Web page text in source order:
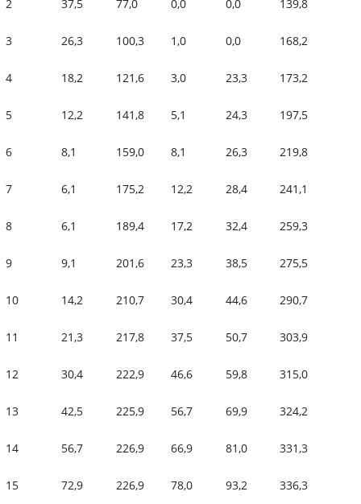
2 37,5 77,0 0,0 0,0 139,8
3 26,3 100,3 1,0 0,0 168,2
4 18,2 121,6 3,0 23,3 173,2
5 12,2 141,8 5,1 24,3 197,5
6 8,1 159,0 8,1 26,3 219,8
7 6,1 175,2 12,2 28,4 241,1
8 6,1 189,4 17,2 32,4 259,3
9 9,1 201,6 23,3 38,5 275,5
10 14,2 210,7 30,4 44,6 290,7
11 21,3 217,8 37,5 50,7 303,9
12 30,4 222,9 46,6 59,8 315,0
13 42,5 225,9 56,7 69,9 324,2
14 56,7 226,9 66,9 81,0 331,3
15 72,9 226,9 78,0 93,2 336,3